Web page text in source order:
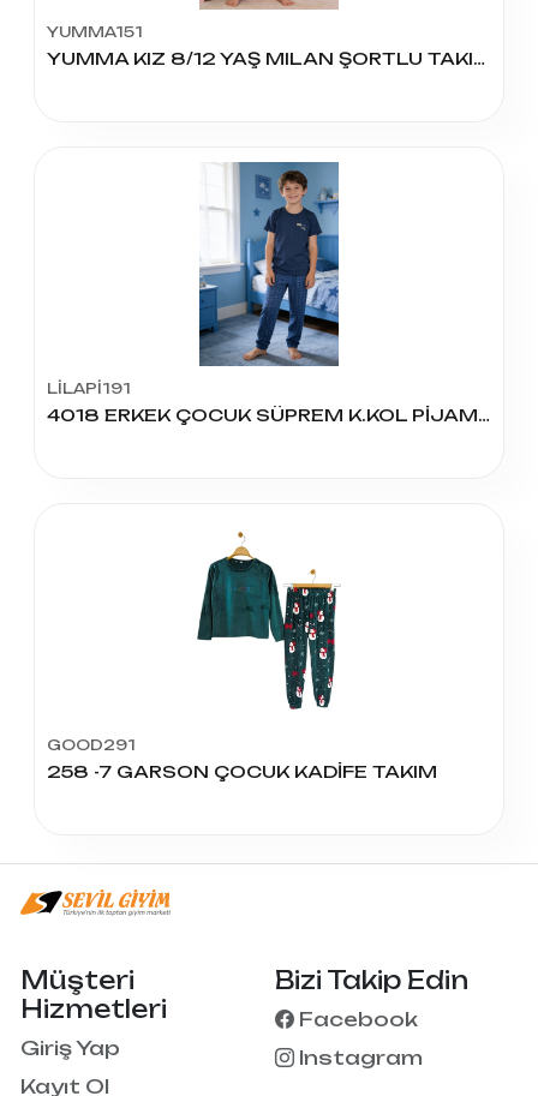
YUMMA151
YUMMA KIZ 8/12 YAŞ MILAN ŞORTLU TAKIM
LİLAPİ191
4018 ERKEK ÇOCUK SÜPREM K.KOL PİJAMA TAKIM
GOOD291
258 -7 GARSON ÇOCUK KADİFE TAKIM
Müşteri
Hizmetleri
Giriş Yap
Kayıt Ol
Bizi Takip Edin
Facebook
Instagram